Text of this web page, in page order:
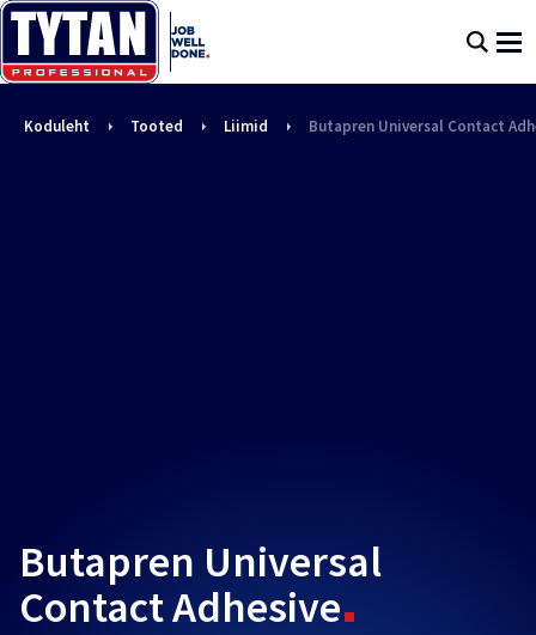
Koduleht Tooted Liimid Butapren Universal Contact
Butapren Universal
Contact Adhesive